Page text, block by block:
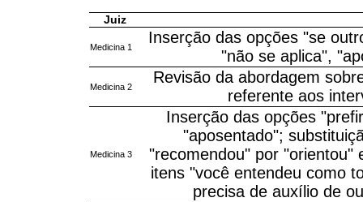
Juiz
Medicina 1
Inserção das opções "se
"não se aplica",
Medicina 2
Revisão da abordagem
referente aos
Medicina 3
Inserção das opções
"aposentado";
"recomendou" por "orientou"
itens "você entendeu como
precisa de auxílio de